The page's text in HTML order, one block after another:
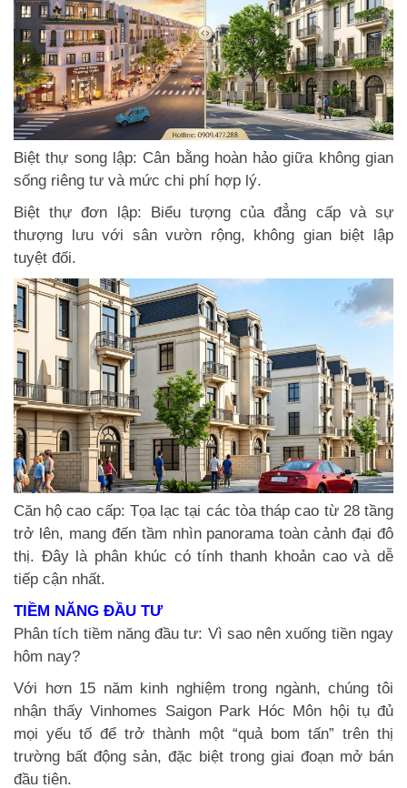
Biệt thự song lập: Cân bằng hoàn hảo giữa không gian
sống riêng tư và mức chi phí hợp lý.
Biệt thự đơn lập: Biểu tượng của đẳng cấp và sự
thượng lưu với sân vườn rộng, không gian biệt lập
tuyệt đối.
Căn hộ cao cấp: Tọa lạc tại các tòa tháp cao từ 28 tầng
trở lên, mang đến tầm nhìn panorama toàn cảnh đại đô
thị. Đây là phân khúc có tính thanh khoản cao và dễ
tiếp cận nhất.
TIỀM NĂNG ĐẦU TƯ
Phân tích tiềm năng đầu tư: Vì sao nên xuống tiền ngay
hôm nay?
Với hơn 15 năm kinh nghiệm trong ngành, chúng tôi
nhận thấy Vinhomes Saigon Park Hóc Môn hội tụ đủ
mọi yếu tố để trở thành một “quả bom tấn” trên thị
trường bất động sản, đặc biệt trong giai đoạn mở bán
đầu tiên.